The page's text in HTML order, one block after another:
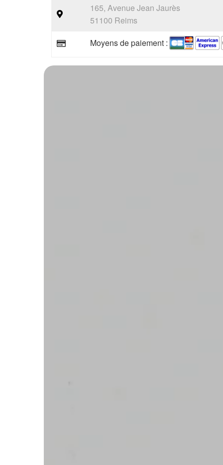
165, Avenue Jean Jaurès
51100 Reims
Moyens de paiement :